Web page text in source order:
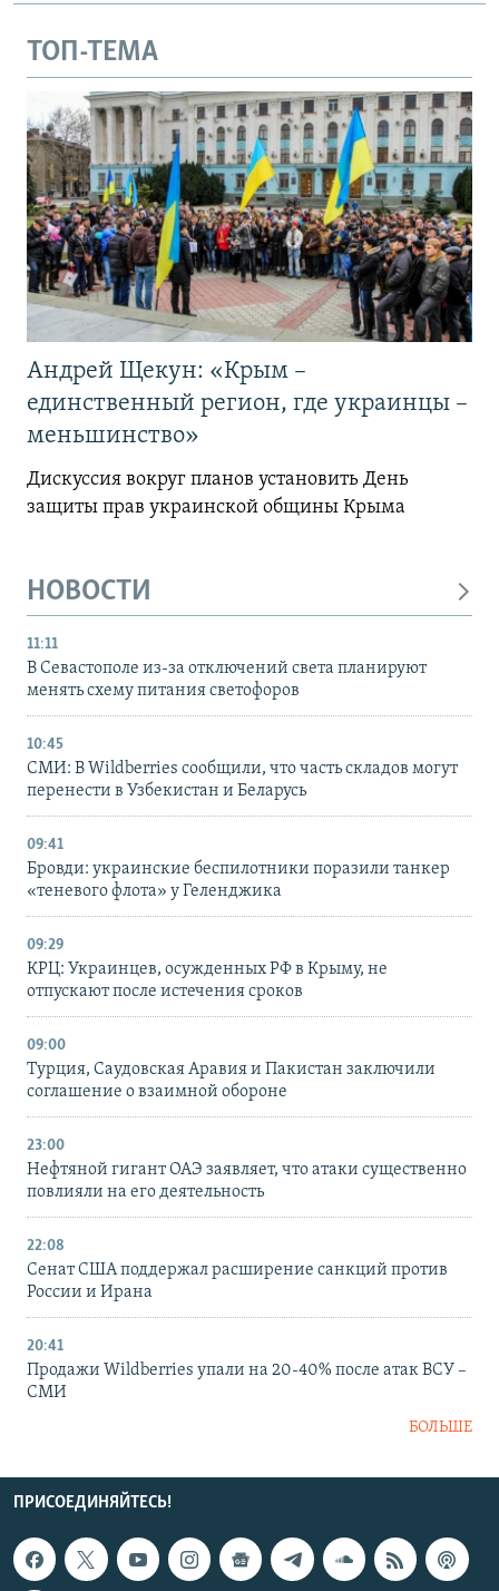
ТОП-ТЕМА
Андрей Щекун: «Крым –
единственный регион, где украинцы –
меньшинство»
Дискуссия вокруг планов установить День
защиты прав украинской общины Крыма
НОВОСТИ
11:11
В Севастополе из-за отключений света планируют
менять схему питания светофоров
10:45
СМИ: В Wildberries сообщили, что часть складов могут
перенести в Узбекистан и Беларусь
09:41
Бровди: украинские беспилотники поразили танкер
«теневого флота» у Геленджика
09:29
КРЦ: Украинцев, осужденных РФ в Крыму, не
отпускают после истечения сроков
09:00
Турция, Саудовская Аравия и Пакистан заключили
соглашение о взаимной обороне
23:00
Нефтяной гигант ОАЭ заявляет, что атаки существенно
повлияли на его деятельность
22:08
Сенат США поддержал расширение санкций против
России и Ирана
20:41
Продажи Wildberries упали на 20-40% после атак ВСУ –
СМИ
БОЛЬШЕ
ПРИСОЕДИНЯЙТЕСЬ!